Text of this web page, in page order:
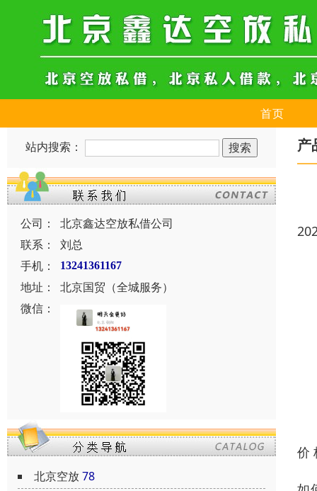
首页
站内搜索：
公司：
北京鑫达空放私借公司
联系：
刘总
手机：
13241361167
地址：
北京国贸（全城服务）
微信：
北京空放78
产
价